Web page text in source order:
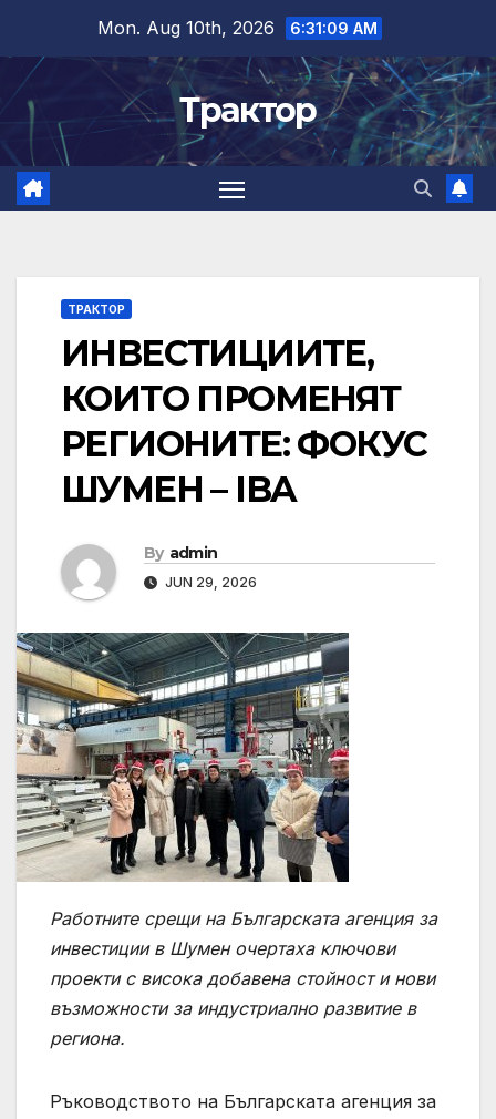
content
Mon. Aug 10th, 2026 6:31:10 AM
Трактор
ТРАКТОР
ИНВЕСТИЦИИТЕ,
КОИТО ПРОМЕНЯТ
РЕГИОНИТЕ: ФОКУС
ШУМЕН – IBA
By admin
JUN 29, 2026
Работните срещи на Българската агенция за
инвестиции в Шумен очертаха ключови
проекти с висока добавена стойност и нови
възможности за индустриално развитие в
региона.
Ръководството на Българската агенция за